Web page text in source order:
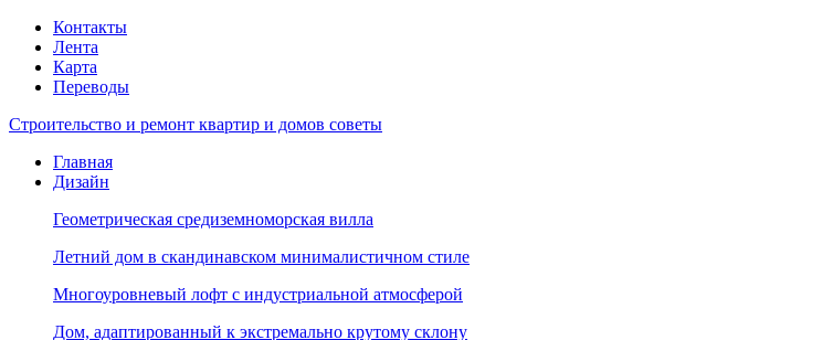
Контакты
Лента
Карта
Переводы
Строительство и ремонт квартир и домов советы
Главная
Дизайн
Геометрическая средиземноморская вилла
Летний дом в скандинавском минималистичном стиле
Многоуровневый лофт с индустриальной атмосферой
Дом, адаптированный к экстремально крутому склону